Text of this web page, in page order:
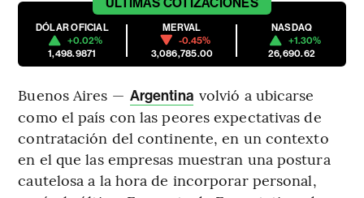
DÓLAR OFICIAL
+0.02%
1,498.9871
MERVAL
-0.45%
3,086,785.00
NASDAQ
+1.30%
26,690.62
Buenos Aires — Argentina volvió a ubicarse
como el país con las peores expectativas de
contratación del continente, en un contexto
en el que las empresas muestran una postura
cautelosa a la hora de incorporar personal,